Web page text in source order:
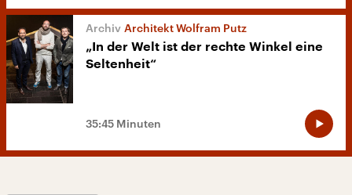
Architekt Wolfram Putz
„In der Welt ist der rechte Winkel eine
Seltenheit“
35:45 Minuten